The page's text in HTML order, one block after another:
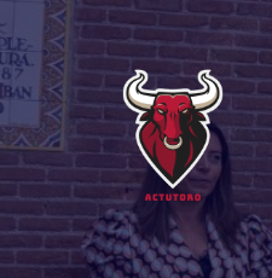
to
content